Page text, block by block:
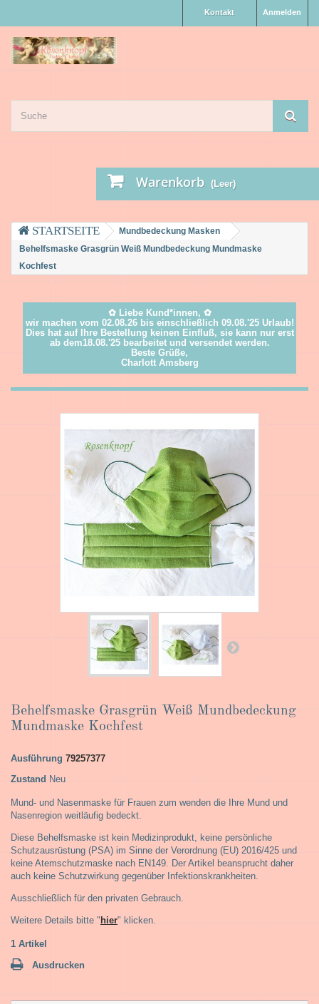
Anmelden
Kontakt
Warenkorb (Leer)
Mundbedeckung Masken
Behelfsmaske Grasgrün Weiß Mundbedeckung Mundmaske
Kochfest
✿ Liebe Kund*innen, ✿
wir machen vom 02.08.26 bis einschließlich 09.08.'25 Urlaub!
Dies hat auf Ihre Bestellung keinen Einfluß, sie kann nur erst
ab dem18.08.'25 bearbeitet und versendet werden.
Beste Grüße,
Charlott Amsberg
Behelfsmaske Grasgrün Weiß Mundbedeckung
Mundmaske Kochfest
Ausführung 79257377
Zustand Neu
Mund- und Nasenmaske für Frauen zum wenden die Ihre Mund und
Nasenregion weitläufig bedeckt.
Diese Behelfsmaske ist kein Medizinprodukt, keine persönliche
Schutzausrüstung (PSA) im Sinne der Verordnung (EU) 2016/425 und
keine Atemschutzmaske nach EN149. Der Artikel beansprucht daher
auch keine Schutzwirkung gegenüber Infektionskrankheiten.
Ausschließlich für den privaten Gebrauch.
Weitere Details bitte "hier" klicken.
1 Artikel
Ausdrucken